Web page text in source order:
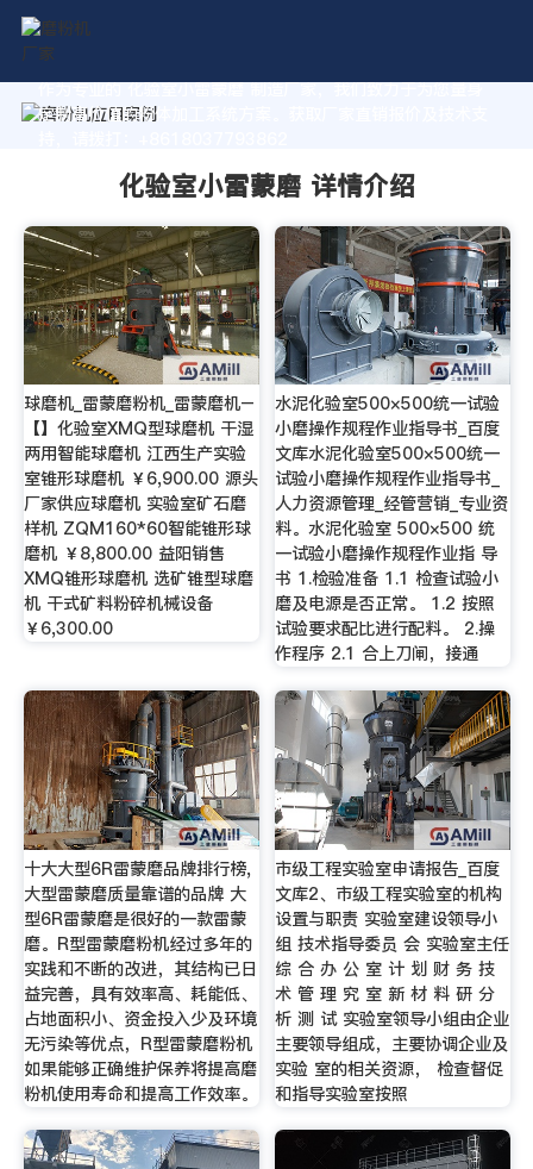
作为专业的 化验室小雷蒙磨 制造厂家，我们致力于为您量身
定制高价值的粉体加工系统方案。获取厂家直销报价及技术支
化验室小雷蒙磨 详情介绍
球磨机_雷蒙磨粉机_雷蒙磨机–
【】化验室XMQ型球磨机 干湿
两用智能球磨机 江西生产实验
室锥形球磨机 ￥6,900.00 源头
厂家供应球磨机 实验室矿石磨
样机 ZQM160*60智能锥形球
磨机 ￥8,800.00 益阳销售
XMQ锥形球磨机 选矿锥型球磨
机 干式矿料粉碎机械设备
￥6,300.00
水泥化验室500×500统一试验
小磨操作规程作业指导书_百度
文库水泥化验室500×500统一
试验小磨操作规程作业指导书_
人力资源管理_经管营销_专业资
料。水泥化验室 500×500 统
一试验小磨操作规程作业指 导
书 1.检验准备 1.1 检查试验小
磨及电源是否正常。 1.2 按照
试验要求配比进行配料。 2.操
作程序 2.1 合上刀闸，接通
十大大型6R雷蒙磨品牌排行榜,
大型雷蒙磨质量靠谱的品牌 大
型6R雷蒙磨是很好的一款雷蒙
磨。R型雷蒙磨粉机经过多年的
实践和不断的改进，其结构已日
益完善，具有效率高、耗能低、
占地面积小、资金投入少及环境
无污染等优点，R型雷蒙磨粉机
如果能够正确维护保养将提高磨
粉机使用寿命和提高工作效率。
市级工程实验室申请报告_百度
文库2、市级工程实验室的机构
设置与职责 实验室建设领导小
组 技术指导委员 会 实验室主任
综 合 办 公 室 计 划 财 务 技
术 管 理 究 室 新 材 料 研 分
析 测 试 实验室领导小组由企业
主要领导组成，主要协调企业及
实验 室的相关资源， 检查督促
和指导实验室按照